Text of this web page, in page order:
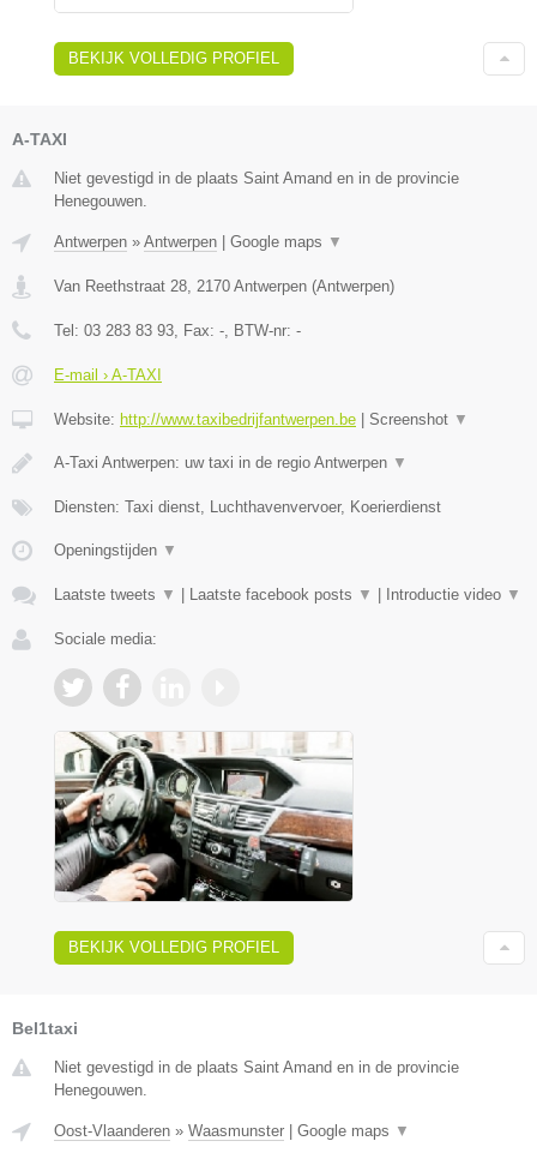
BEKIJK VOLLEDIG PROFIEL
A-TAXI
Niet gevestigd in de plaats Saint Amand en in de provincie
Henegouwen.
Antwerpen » Antwerpen Google maps ▼
Van Reethstraat 28, 2170 Antwerpen (Antwerpen)
Tel: 03 283 83 93, Fax: -, BTW-nr: -
E-mail › A-TAXI
Website: http://www.taxibedrijfantwerpen.be Screenshot ▼
A-Taxi Antwerpen: uw taxi in de regio Antwerpen ▼
Diensten: Taxi dienst, Luchthavenvervoer, Koerierdienst
Openingstijden ▼
Laatste tweets ▼ Laatste facebook posts ▼ Introductie video ▼
Sociale media:
BEKIJK VOLLEDIG PROFIEL
Bel1taxi
Niet gevestigd in de plaats Saint Amand en in de provincie
Henegouwen.
Oost-Vlaanderen » Waasmunster Google maps ▼